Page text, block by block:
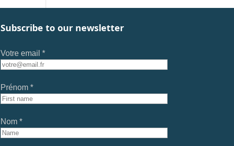
Subscribe to our newsletter
Votre email *
Prénom *
Nom *